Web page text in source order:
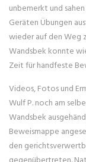
unbemerkt und
Geräten Übungen
wieder auf den Weg
Wandsbek konnte
Zeit für handfeste
Videos, Fotos und
Wulf P. noch am
Wandsbek
Beweismappe
den
gegenübertreten.